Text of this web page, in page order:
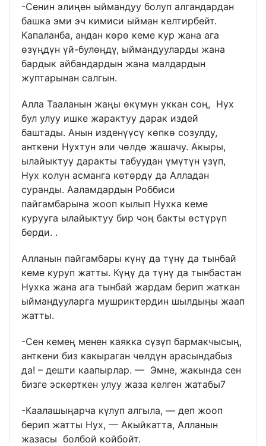
-Сенин элиңен ыймандуу болуп алгандардан
башка эми эч кимиси ыйман келтирбейт.
Капаланба, андан көрө кеме кур жана ага
өзүңдүн үй-булөңдү, ыймандууларды жана
бардык айбандардын жана малдардын
жуптарынан салгын.
Алла Тааланын жаңы өкүмүн уккан соң, Нух
бул улуу ишке жарактуу дарак издей
баштады. Анын изденүүсү көпкө созулду,
анткени Нухтун эли чөлдө жашачу. Акыры,
ылайыктуу даракты табуудан үмүтүн үзүп,
Нух колун асманга көтөрдү да Алладан
суранды. Ааламдардын Роббиси
пайгамбарына жооп кылып Нухка кеме
курууга ылайыктуу бир чоң бакты өстүрүп
берди. .
Алланын пайгамбары күнү да түнү да тынбай
кеме куруп жатты. Күңү да түнү да тынбастан
Нухка жана ага тынбай жардам берип жаткан
ыймандууларга мушриктердин шылдыңы жаап
жатты.
-Сен кемең менен каякка сүзүп бармакчысың,
анткени биз какыраган чөлдүн арасындабыз
да! – дешти каапырлар. — Эмне, жакында сен
бизге эскерткен улуу жаза келген жатабы7
-Каалашыңарча күлуп алгыла, — деп жооп
берип жатты Нух, — Акыйкатта, Алланын
жазасы болбой койбойт.